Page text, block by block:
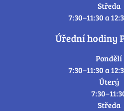
Středa
7:30–11:30 a
Úřední hodiny
Pondělí
7:30–11:30 a
Úterý
Středa